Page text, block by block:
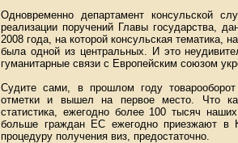
Одновременно департамент консульской
реализации поручений Главы государства,
2008 года, на которой консульская
была одной из центральных. И это
гуманитарные связи с Европейским союзом
Судите сами, в прошлом году
отметки и вышел на первое место. Что
статистика, ежегодно более 100 тысяч
больше граждан ЕС ежегодно приезжают в
процедуру получения виз, предостаточно.